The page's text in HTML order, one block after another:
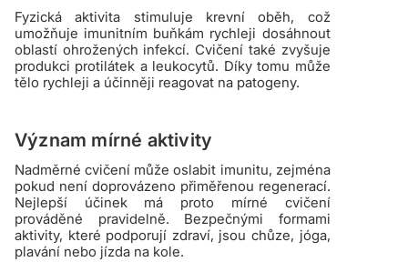
Fyzická aktivita stimuluje krevní oběh, což
umožňuje imunitním buňkám rychleji dosáhnout
oblastí ohrožených infekcí. Cvičení také zvyšuje
produkci protilátek a leukocytů. Díky tomu může
tělo rychleji a účinněji reagovat na patogeny.
Význam mírné aktivity
Nadměrné cvičení může oslabit imunitu, zejména
pokud není doprovázeno přiměřenou regenerací.
Nejlepší účinek má proto mírné cvičení
prováděné pravidelně. Bezpečnými formami
aktivity, které podporují zdraví, jsou chůze, jóga,
plavání nebo jízda na kole.